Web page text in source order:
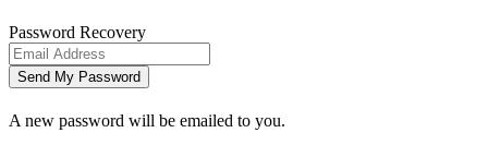
Password Recovery
A new password will be emailed to you.